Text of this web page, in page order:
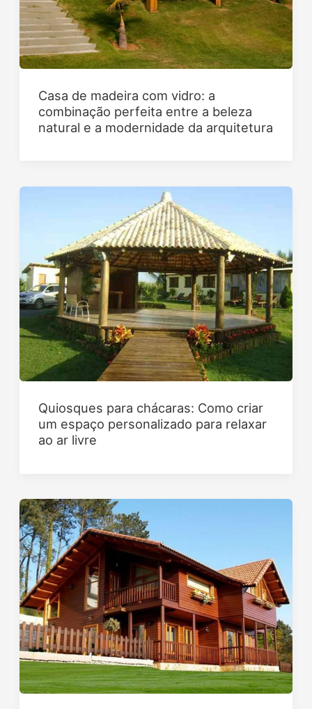
Casa de madeira com vidro: a
combinação perfeita entre a beleza
natural e a modernidade da arquitetura
Quiosques para chácaras: Como criar
um espaço personalizado para relaxar
ao ar livre